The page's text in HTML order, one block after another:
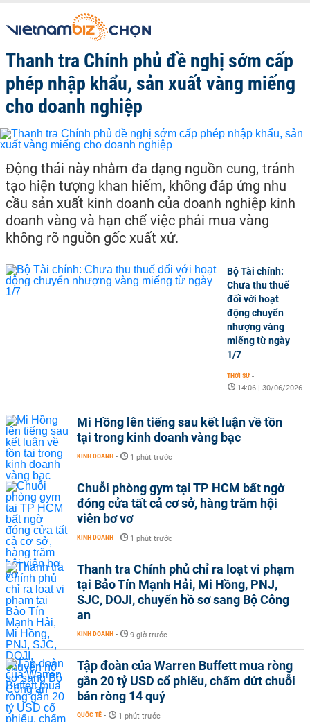
Thanh tra Chính phủ đề nghị sớm cấp
phép nhập khẩu, sản xuất vàng miếng
cho doanh nghiệp
Động thái này nhằm đa dạng nguồn cung, tránh
tạo hiện tượng khan hiếm, không đáp ứng nhu
cầu sản xuất kinh doanh của doanh nghiệp kinh
doanh vàng và hạn chế việc phải mua vàng
không rõ nguồn gốc xuất xứ.
Bộ Tài chính:
Chưa thu thuế
đối với hoạt
động chuyển
nhượng vàng
miếng từ ngày
1/7
THỜI SỰ -
14:06 | 30/06/2026
Mi Hồng lên tiếng sau kết luận về tồn
tại trong kinh doanh vàng bạc
KINH DOANH - 1 phút trước
Chuỗi phòng gym tại TP HCM bất ngờ
đóng cửa tất cả cơ sở, hàng trăm hội
viên bơ vơ
KINH DOANH - 1 phút trước
Thanh tra Chính phủ chỉ ra loạt vi phạm
tại Bảo Tín Mạnh Hải, Mi Hồng, PNJ,
SJC, DOJI, chuyển hồ sơ sang Bộ Công
an
KINH DOANH - 9 giờ trước
Tập đoàn của Warren Buffett mua ròng
gần 20 tỷ USD cổ phiếu, chấm dứt chuỗi
bán ròng 14 quý
QUỐC TẾ - 1 phút trước